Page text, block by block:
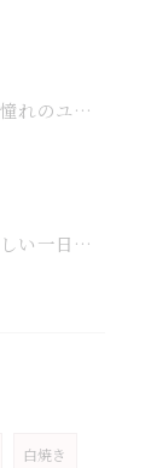
今日はなんと憧れのユーチューバー「鎌倉スローライフ」さんが鰻...
なんて素晴らしい一日だったでしょう！🎉 私の大切な友達がまさ...
白焼き